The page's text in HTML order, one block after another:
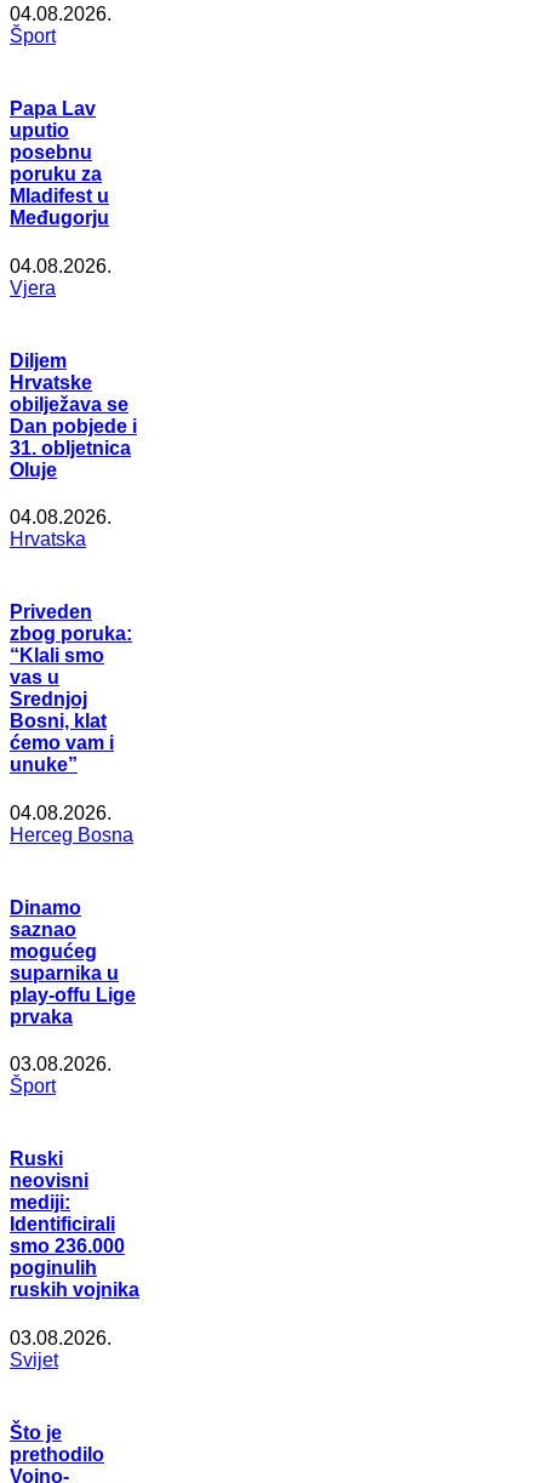
04.08.2026.
Šport
Papa Lav
uputio
posebnu
poruku za
Mladifest u
Međugorju
04.08.2026.
Vjera
Diljem
Hrvatske
obilježava se
Dan pobjede i
31. obljetnica
Oluje
04.08.2026.
Hrvatska
Priveden
zbog poruka:
“Klali smo
vas u
Srednjoj
Bosni, klat
ćemo vam i
unuke”
04.08.2026.
Herceg Bosna
Dinamo
saznao
mogućeg
suparnika u
play-offu Lige
prvaka
03.08.2026.
Šport
Ruski
neovisni
mediji:
Identificirali
smo 236.000
poginulih
ruskih vojnika
03.08.2026.
Svijet
Što je
prethodilo
Vojno-